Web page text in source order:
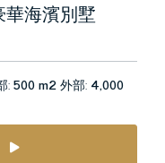
海濱別墅
:500 m2外部: 4,000